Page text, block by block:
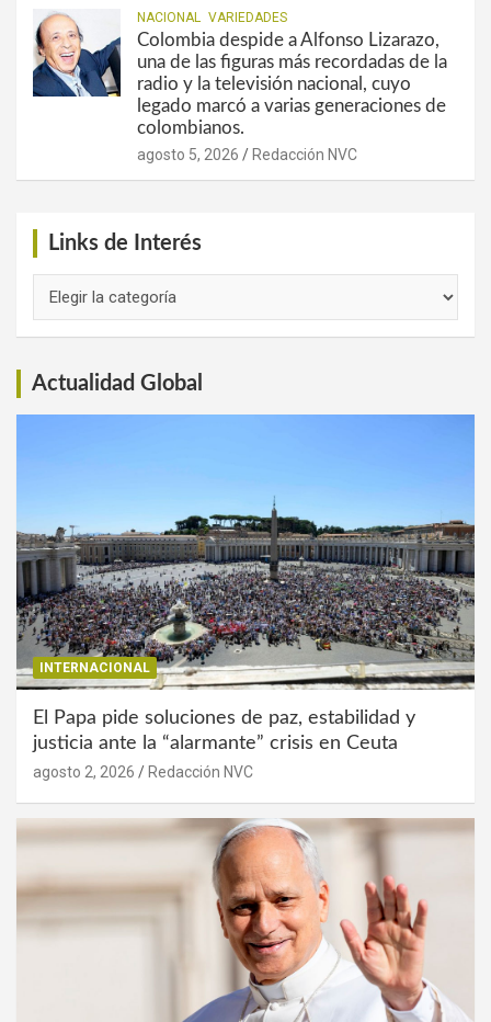
NACIONAL VARIEDADES
Colombia despide a Alfonso Lizarazo,
una de las figuras más recordadas de la
radio y la televisión nacional, cuyo
legado marcó a varias generaciones de
colombianos.
agosto 5, 2026 Redacción NVC
Links de Interés
Actualidad Global
INTERNACIONAL
El Papa pide soluciones de paz, estabilidad y
justicia ante la “alarmante” crisis en Ceuta
agosto 2, 2026 Redacción NVC